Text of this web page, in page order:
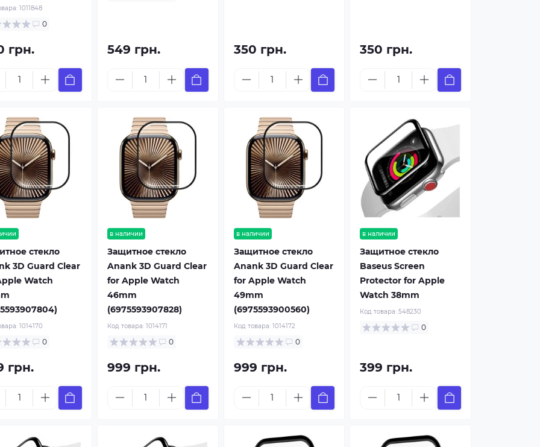
1011848
0
грн. 549 грн. 350 грн. 350 грн.
стекло
3D Guard Clear
Watch
1014170
0
грн.
в наличии
Защитное стекло
Anank 3D Guard Clear
for Apple Watch
46mm
(6975593907828)
Код товара: 1014171
0
999 грн.
в наличии
Защитное стекло
Anank 3D Guard Clear
for Apple Watch
49mm
(6975593900560)
Код товара: 1014172
0
999 грн.
в наличии
Защитное стекло
Baseus Screen
Protector for Apple
Watch 38mm
Код товара:548230
0
399 грн.